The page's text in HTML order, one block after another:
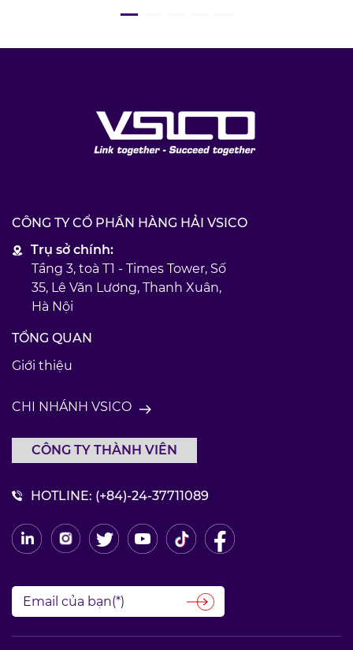
CÔNG TY CỔ PHẦN HÀNG HẢI VSICO
Trụ sở chính:
Tầng 3, toà T1 - Times Tower, Số
35, Lê Văn Lương, Thanh Xuân,
Hà Nội
TỔNG QUAN
Giới thiệu
CHI NHÁNH VSICO
CÔNG TY THÀNH VIÊN
HOTLINE: (+84)-24-37711089